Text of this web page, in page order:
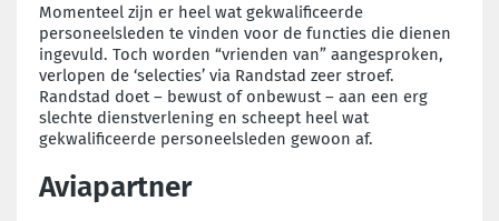
Momenteel zijn er heel wat gekwalificeerde
personeelsleden te vinden voor de functies die dienen
ingevuld. Toch worden “vrienden van” aangesproken,
verlopen de ‘selecties’ via Randstad zeer stroef.
Randstad doet – bewust of onbewust – aan een erg
slechte dienstverlening en scheept heel wat
gekwalificeerde personeelsleden gewoon af.
Aviapartner